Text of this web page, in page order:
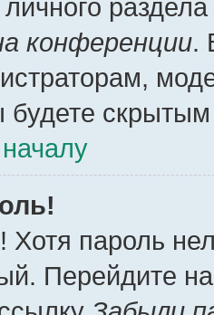
личного
конференции.
будете
Хотя пароль
Перейдите